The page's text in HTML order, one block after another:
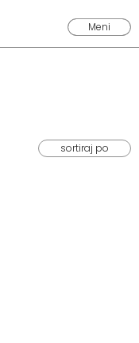
Meni